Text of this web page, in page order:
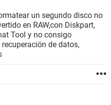
un segundo disco no
en RAW,con Diskpart,
Tool y no consigo
de datos,